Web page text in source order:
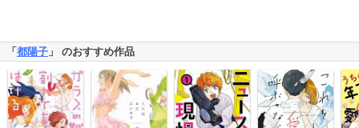
「 都陽子 」 のおすすめ作品